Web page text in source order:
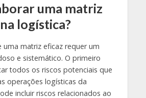
uma matriz
logística?
uma matriz eficaz requer um
e sistemático. O primeiro
todos os riscos potenciais que
operações logísticas da
incluir riscos relacionados ao